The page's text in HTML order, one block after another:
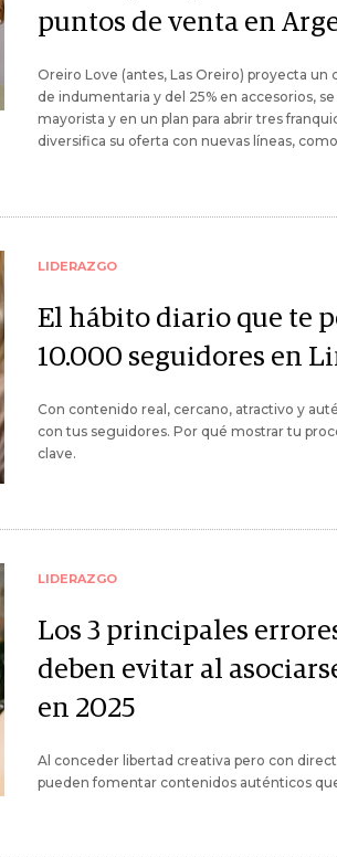
puntos de venta en
Oreiro Love (antes, Las Oreiro) proyecta un
de indumentaria y del 25% en accesorios,
mayorista y en un plan para abrir tres
diversifica su oferta con nuevas líneas,
LIDERAZGO
El hábito diario que te
10.000 seguidores en
Con contenido real, cercano, atractivo y
con tus seguidores. Por qué mostrar tu
clave.
LIDERAZGO
Los 3 principales
deben evitar al
en 2025
Al conceder libertad creativa pero con
pueden fomentar contenidos auténticos